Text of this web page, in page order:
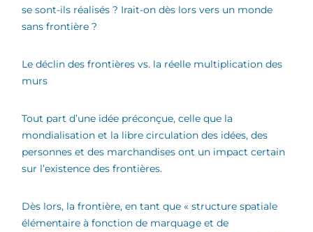
se sont-ils réalisés ? Irait-on dès lors vers un monde
sans frontière ?
Le déclin des frontières vs. la réelle multiplication des
murs
Tout part d’une idée préconçue, celle que la
mondialisation et la libre circulation des idées, des
personnes et des marchandises ont un impact certain
sur l’existence des frontières.
Dès lors, la frontière, en tant que « structure spatiale
élémentaire à fonction de marquage et de